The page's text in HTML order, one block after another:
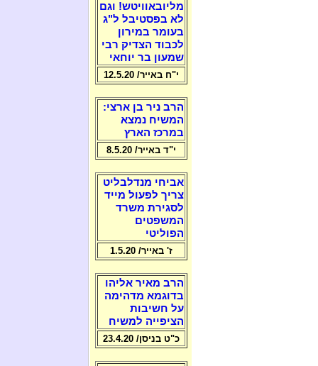
מליובאוויטש! וגם
לא בפסטיבל ל"ג
בעומר במירון
לכבוד הצדיק רבי
שמעון בר יוחאי
י"ח באייר/ 12.5.20
הרב ניר בן ארצי:
המשיח נמצא
במרכז הארץ
י"ד באייר/ 8.5.20
אביחי מנדלבליט
צריך לפעול מייד
לסגירת משרד
המשפטים
הפוליטי
ז' באייר/ 1.5.20
הרב מאיר אליהו
בדוגמא מדהימה
על חשיבות
הציפייה למשיח
כ"ט בניסן/ 23.4.20